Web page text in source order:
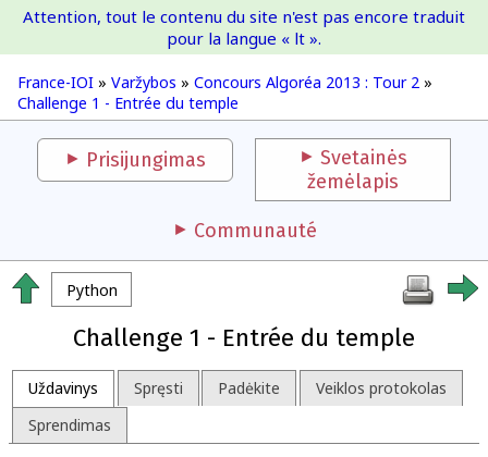
France-IOI
France-IOI » Varžybos » Concours Algoréa 2013 : Tour 2 »
Challenge 1 - Entrée du temple
Attention, tout le contenu du site n'est pas encore traduit
pour la langue « lt ».
Prisijungimas
Svetainės
žemėlapis
Communauté
Python
Challenge 1 - Entrée du temple
Uždavinys Spręsti Padėkite
Veiklos protokolas
Sprendimas